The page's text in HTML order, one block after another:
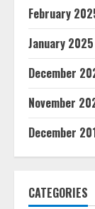
February
January 2025
December
November
December
CATEGORIES